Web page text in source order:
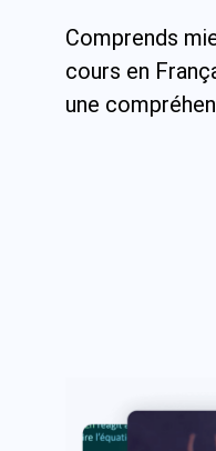
Comprends
cours en
une
Comptabilité
Organisation des